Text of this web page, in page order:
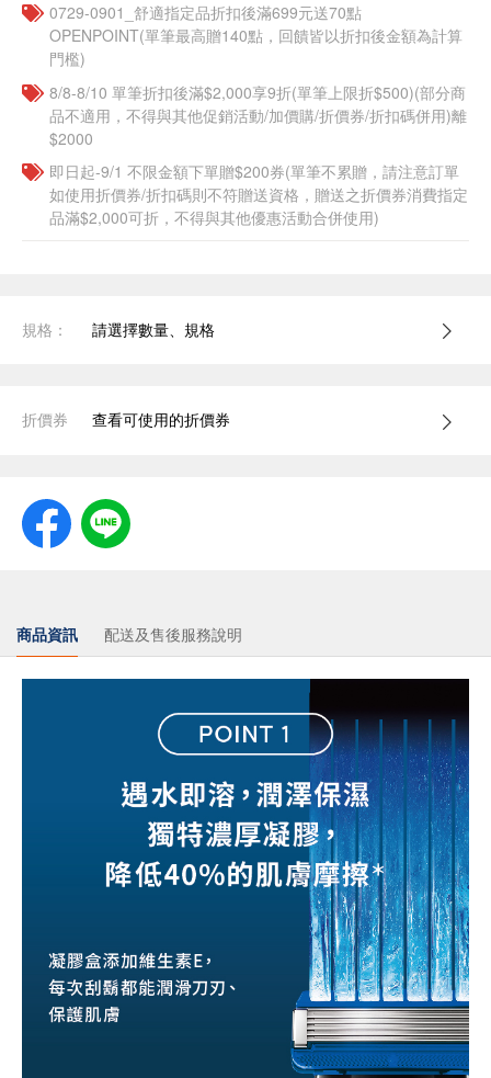
0729-0901_舒適指定品折扣後滿699元送70點
OPENPOINT(單筆最高贈140點，回饋皆以折扣後金額為計算
門檻)
8/8-8/10 單筆折扣後滿$2,000享9折(單筆上限折$500)(部分商
品不適用，不得與其他促銷活動/加價購/折價券/折扣碼併用)離
$2000
即日起-9/1 不限金額下單贈$200券(單筆不累贈，請注意訂單
如使用折價券/折扣碼則不符贈送資格，贈送之折價券消費指定
品滿$2,000可折，不得與其他優惠活動合併使用)
規格： 請選擇數量、規格
折價券 查看可使用的折價券
商品資訊 配送及售後服務說明